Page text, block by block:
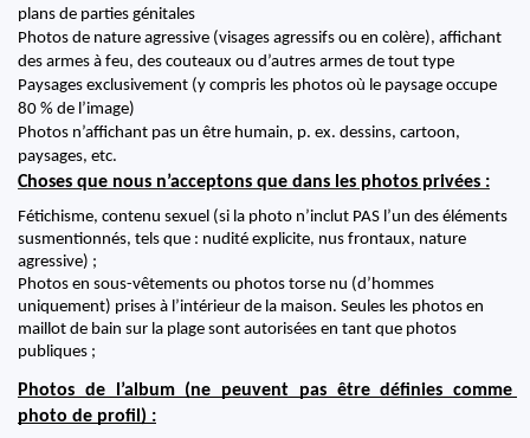
plans de parties génitales
Photos de nature agressive (visages agressifs ou en colère), affichant
des armes à feu, des couteaux ou d’autres armes de tout type
Paysages exclusivement (y compris les photos où le paysage occupe
80 % de l’image)
Photos n’affichant pas un être humain, p. ex. dessins, cartoon,
paysages, etc.
Choses que nous n’acceptons que dans les photos privées :
Fétichisme, contenu sexuel (si la photo n’inclut PAS l’un des éléments
susmentionnés, tels que : nudité explicite, nus frontaux, nature
agressive) ;
Photos en sous-vêtements ou photos torse nu (d’hommes
uniquement) prises à l’intérieur de la maison. Seules les photos en
maillot de bain sur la plage sont autorisées en tant que photos
publiques ;
Photos de l’album (ne peuvent pas être définies comme
photo de profil) :